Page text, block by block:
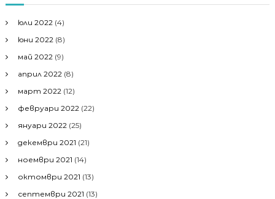
юли 2022 (4)
юни 2022 (8)
май 2022 (9)
април 2022 (8)
март 2022 (12)
февруари 2022 (22)
януари 2022 (25)
декември 2021 (21)
ноември 2021 (14)
октомври 2021 (13)
септември 2021 (13)